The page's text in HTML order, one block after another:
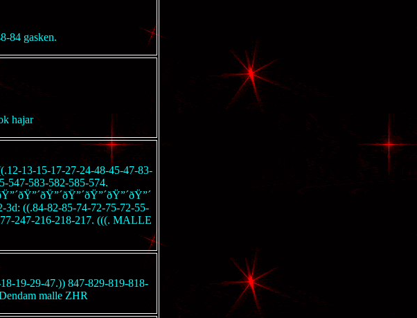
84 gasken.
hajar
13-15-17-27-24-48-45-47-83-
547-583-582-585-574.
3d: ((.84-82-85-74-72-75-72-55-
247-216-218-217. (((. MALLE
19-29-47.)) 847-829-819-818-
malle ZHR